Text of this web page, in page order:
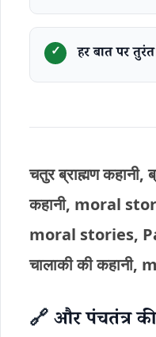
हर बात पर
चतुर ब्राह्मण कहानी,
कहानी, moral
moral stories,
चालाकी की
🔗और पंचतंत्र